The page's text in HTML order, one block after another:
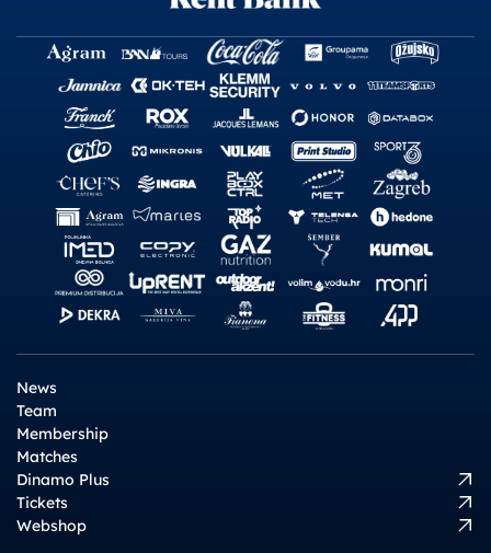
News
Team
Membership
Matches
Dinamo Plus
Tickets
Webshop